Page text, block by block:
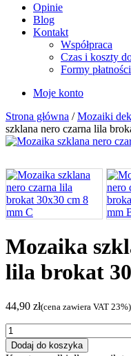
Opinie
Blog
Kontakt
Współpraca
Czas i koszty
Formy płatności
Moje konto
Strona główna /Mozaiki
szklana nero czarna lila
Mozaika
lila brokat
44,90 zł(cena zawiera VAT 23%)
ilość
Mozaika
szklana
Dodaj do koszyka